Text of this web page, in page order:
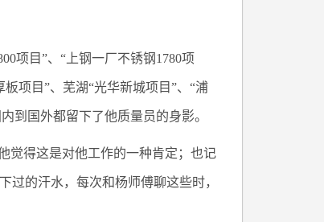
项目”、“上钢一厂不锈钢1780项
板项目”、芜湖“光华新城项目”、“浦
到国外都留下了他质量员的身影。
觉得这是对他工作的一种肯定；也记
过的汗水，每次和杨师傅聊这些时，